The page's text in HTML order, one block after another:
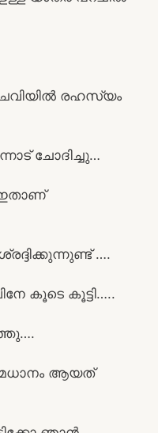
രഹസ്യം
ചോദിച്ചു…
ഇതാണ്
….
കൂടെ കൂട്ടി…..
ആയത്